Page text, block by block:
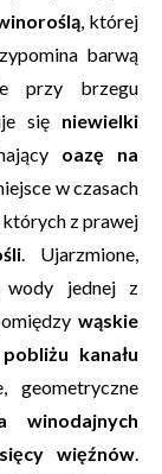
, której
barwą
przy brzegu
się niewielki
oazę na
w czasach
których z prawej
. Ujarzmione,
jednej z
wąskie
kanału
geometryczne
winodajnych
więźnów.